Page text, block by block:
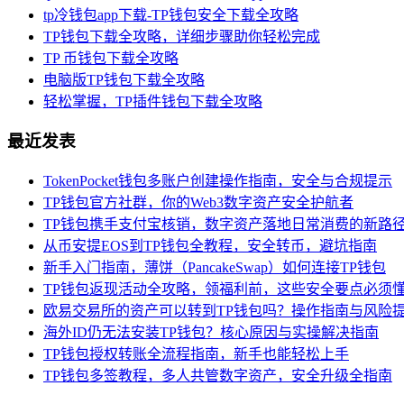
tp冷钱包app下载-TP钱包安全下载全攻略
TP钱包下载全攻略，详细步骤助你轻松完成
TP 币钱包下载全攻略
电脑版TP钱包下载全攻略
轻松掌握，TP插件钱包下载全攻略
最近发表
TokenPocket钱包多账户创建操作指南，安全与合规提示
TP钱包官方社群，你的Web3数字资产安全护航者
TP钱包携手支付宝核销，数字资产落地日常消费的新路
从币安提EOS到TP钱包全教程，安全转币，避坑指南
新手入门指南，薄饼（PancakeSwap）如何连接TP钱包
TP钱包返现活动全攻略，领福利前，这些安全要点必须懂
欧易交易所的资产可以转到TP钱包吗？操作指南与风险
海外ID仍无法安装TP钱包？核心原因与实操解决指南
TP钱包授权转账全流程指南，新手也能轻松上手
TP钱包多签教程，多人共管数字资产，安全升级全指南